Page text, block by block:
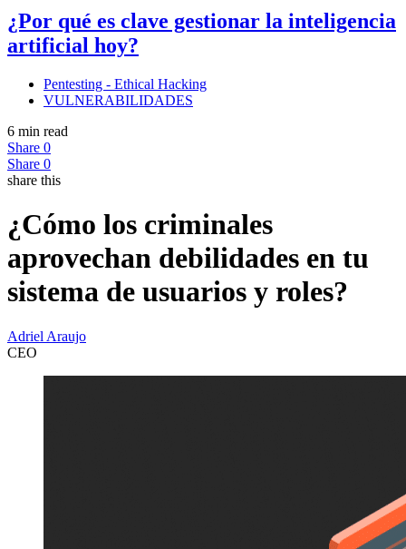
¿Por qué es clave gestionar la inteligencia
artificial hoy?
Pentesting - Ethical Hacking
VULNERABILIDADES
6 min read
Share 0
Share 0
share this
¿Cómo los criminales
aprovechan debilidades en tu
sistema de usuarios y roles?
Adriel Araujo
CEO